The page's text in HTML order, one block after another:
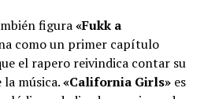
figura«Fukk a
como un primer capítulo
el rapero reivindica contar su
música.«California Girls» es